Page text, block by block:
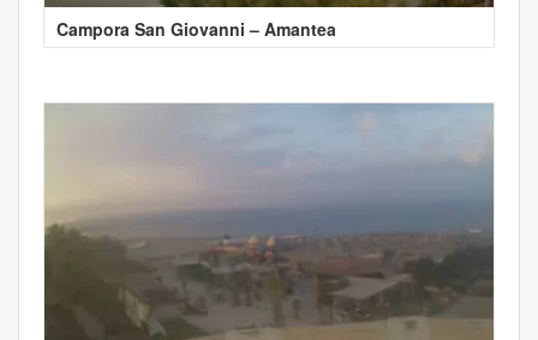
Campora San Giovanni – Amantea